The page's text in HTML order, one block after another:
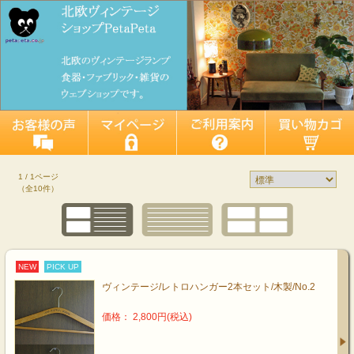
1 / 1ページ
（全10件）
NEW PICK UP
ヴィンテージ/レトロハンガー2本セット/木製/No.2
価格： 2,800円(税込)